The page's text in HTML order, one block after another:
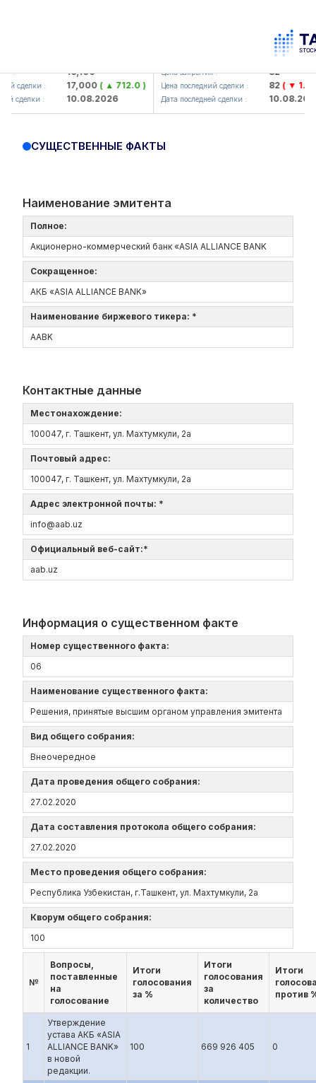
16,100
сделки : 17,000( ▲ 712.0 )
сделки : 10.08.2026
KFSK (<Kafolat sug'urta
Цена закрытия : 82
Цена последний сделки : ( ▼ 1.91 )
Дата последней сделки : 10.08.2026
СУЩЕСТВЕННЫЕ ФАКТЫ
Наименование эмитента
Полное:
Акционерно-коммерческий банк «ASIA ALLIANCE BANK
Сокращенное:
АКБ «ASIA ALLIANCE BANK»
Наименование биржевого тикера: *
AABK
Контактные данные
Местонахождение:
100047, г. Ташкент, ул. Махтумкули, 2а
Почтовый адрес:
100047, г. Ташкент, ул. Махтумкули, 2а
Адрес электронной почты: *
info@aab.uz
Официальный веб-сайт:*
aаb.uz
Информация о существенном факте
Номер существенного факта:
06
Наименование существенного факта:
Решения, принятые высшим органом управления эмитента
Вид общего собрания:
Внеочередное
Дата проведения общего собрания:
27.02.2020
Дата составления протокола общего собрания:
27.02.2020
Место проведения общего собрания:
Республика Узбекистан, г.Ташкент, ул. Махтумкули, 2а
Кворум общего собрания:
100
№
Вопросы,
поставленные
на
голосование
Итоги
голосования
за %
Итоги
голосования
за
количество
Итоги
против
1
Утверждение
устава АКБ «ASIA
ALLIANCE BANK»
в новой
редакции.
100 669 926 405 0